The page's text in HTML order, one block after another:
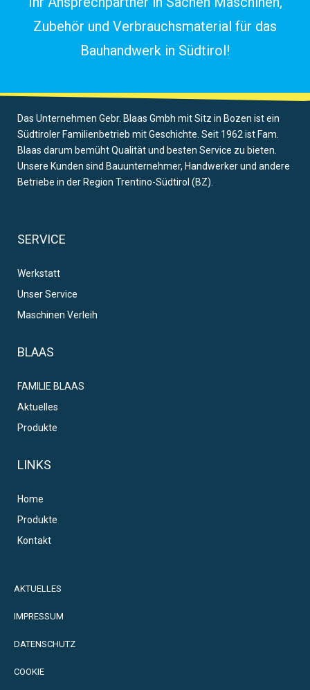
Zubehör und Verbrauchsmaterial für das
Bauhandwerk in Südtirol!
Das Unternehmen Gebr. Blaas Gmbh mit Sitz in Bozen ist ein
Südtiroler Familienbetrieb mit Geschichte. Seit 1962 ist Fam.
Blaas darum bemüht Qualität und besten Service zu bieten.
Unsere Kunden sind Bauunternehmer, Handwerker und andere
Betriebe in der Region Trentino-Südtirol (BZ).
SERVICE
Werkstatt
Unser Service
Maschinen Verleih
BLAAS
FAMILIE BLAAS
Aktuelles
Produkte
LINKS
Home
Produkte
Kontakt
AKTUELLES
IMPRESSUM
DATENSCHUTZ
COOKIE